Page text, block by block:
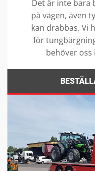
Det är inte bara
på vägen, även
kan drabbas. Vi
för
behöver oss